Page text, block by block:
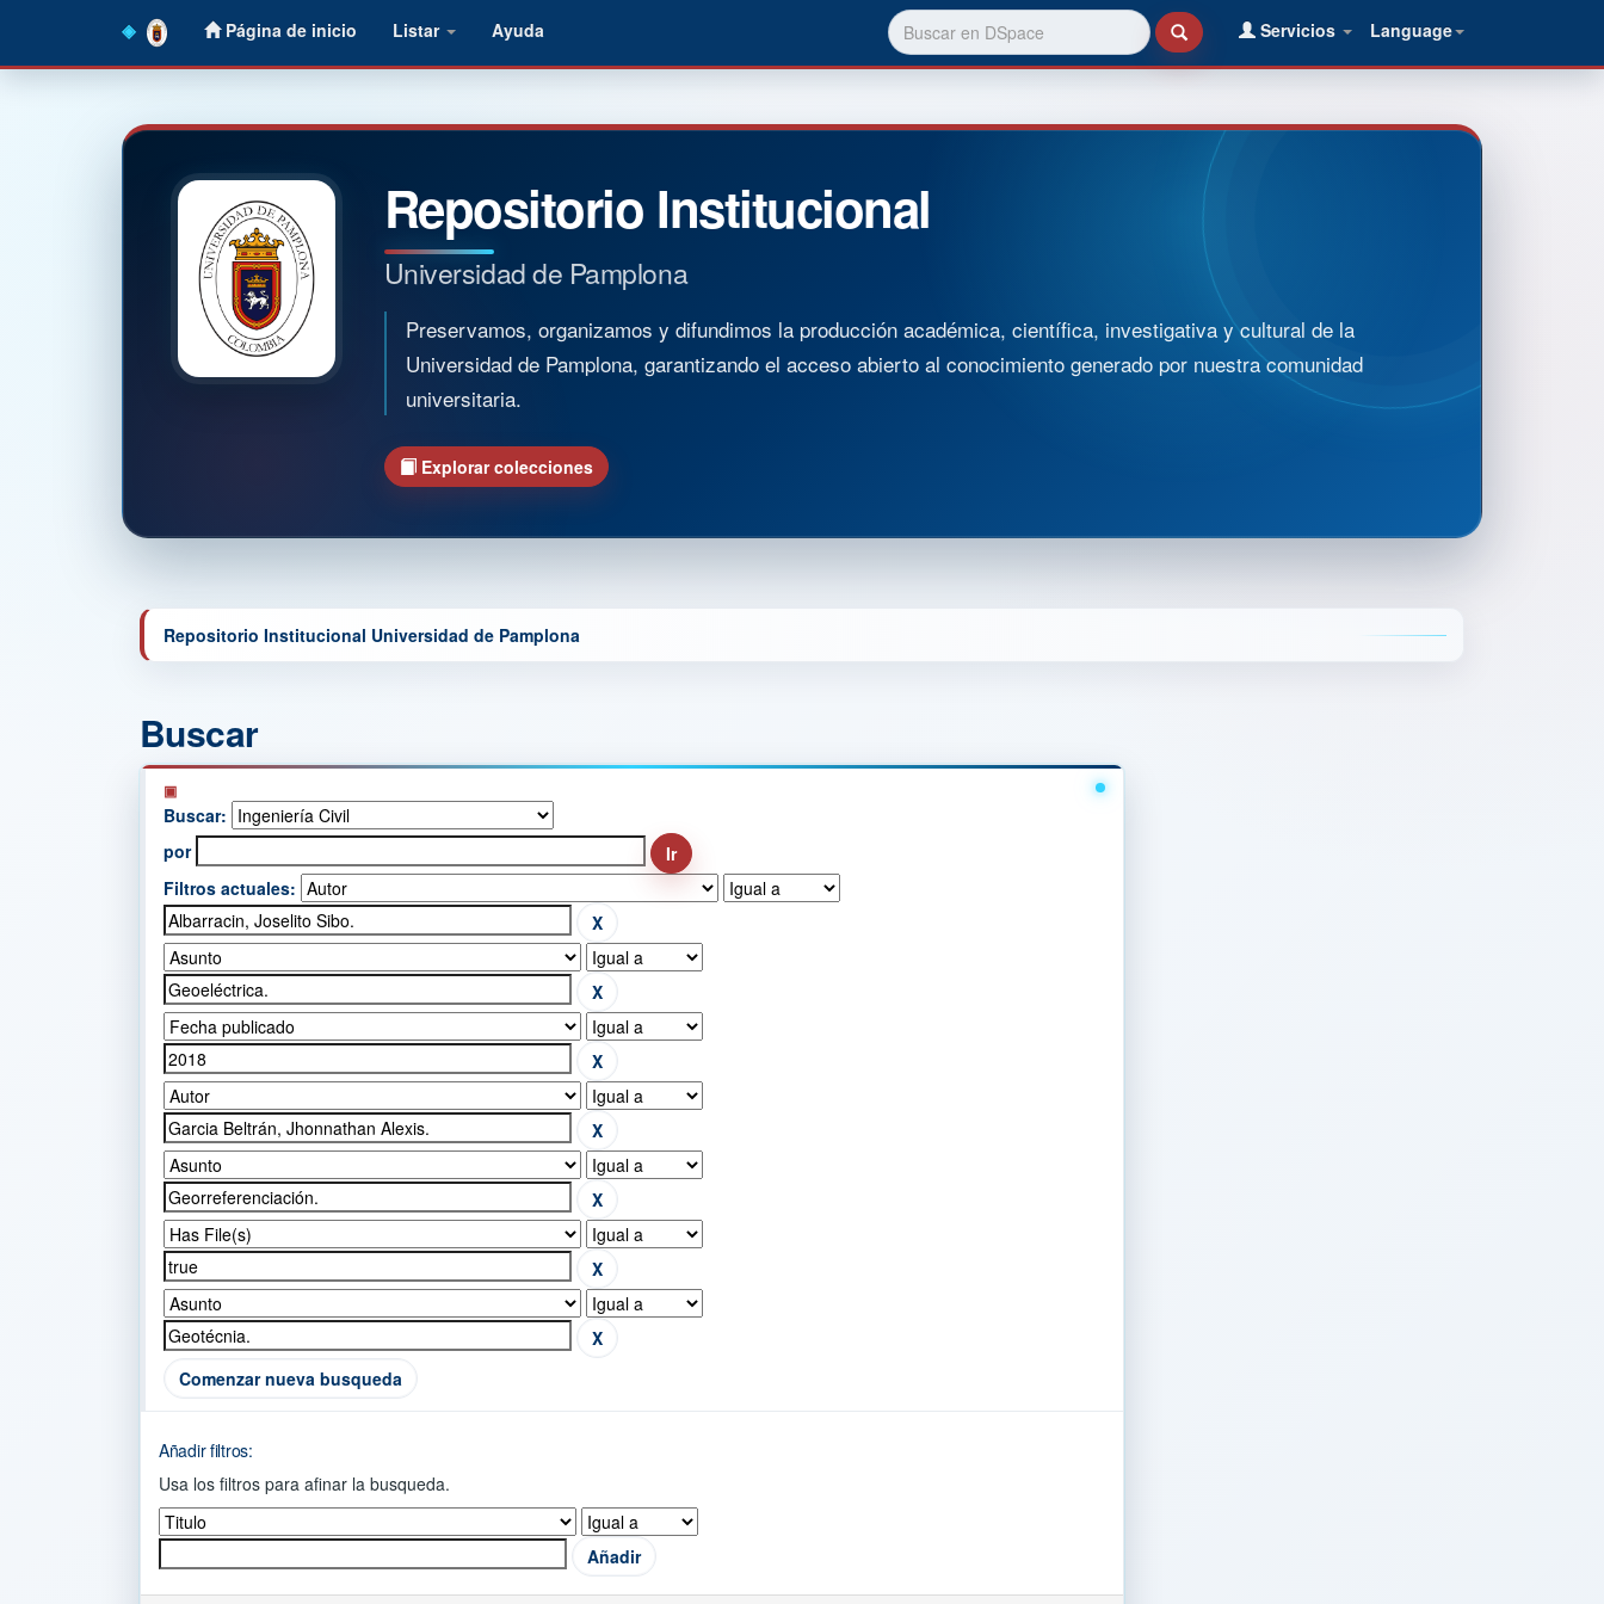
Página de inicio Listar Ayuda Language
Servicios
Repositorio Institucional
Universidad de Pamplona
Preservamos, organizamos y difundimos la producción académica, científica, investigativa y cultural de la
Universidad de Pamplona, garantizando el acceso abierto al conocimiento generado por nuestra comunidad
universitaria.
Explorar colecciones
Repositorio Institucional Universidad de Pamplona
Buscar
Buscar:
por
Filtros actuales:
Comenzar nueva busqueda
Añadir filtros:
Usa los filtros para afinar la busqueda.